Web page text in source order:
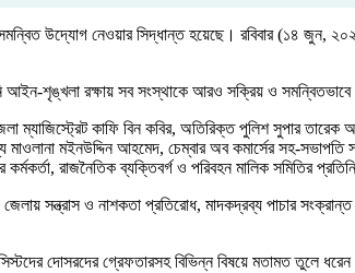
উদ্যোগ নেওয়ার সিদ্ধান্ত হয়েছে। রবিবার (১৪ জুন,
আইন-শৃঙ্খলা রক্ষায় সব সংস্থাকে আরও সক্রিয় ও সমন্বিতভাবে
ম্যাজিস্ট্রেট কাফি বিন কবির, অতিরিক্ত পুলিশ সুপার
মইনউদ্দিন আহমেদ, চেম্বার অব কমার্সের সহ-সভাপতি
রাজনৈতিক ব্যক্তিবর্গ ও পরিবহন মালিক সমিতির
সন্ত্রাস ও নাশকতা প্রতিরোধ, মাদকদ্রব্য পাচার
দোসরদের গ্রেফতারসহ বিভিন্ন বিষয়ে মতামত তুলে